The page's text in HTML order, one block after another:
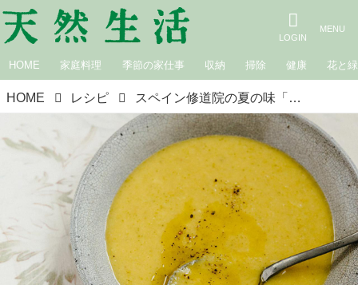
HOME 家庭料理 季節の家仕事 収納 掃除 健康 花と緑
HOME レシピ スペイン修道院の夏の味「夏野菜のポタージュ」のつくり方。冷たくしてもおいしい夏のスープ／料理家・丸山久美さん